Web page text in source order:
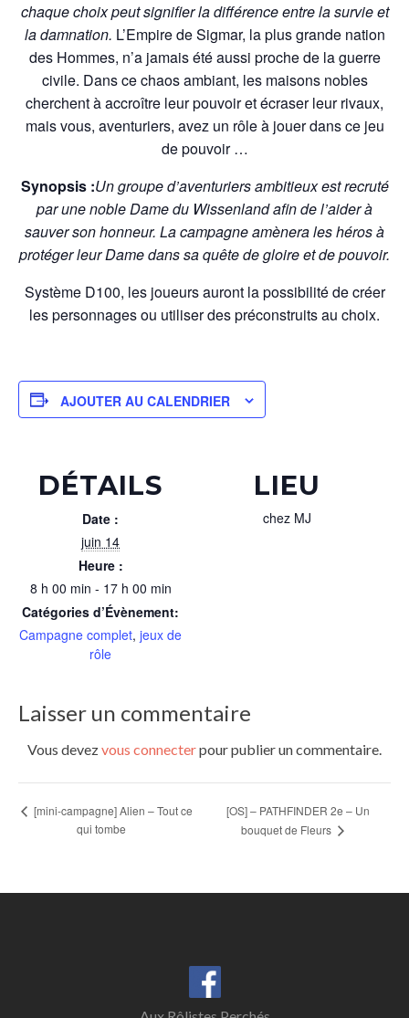
chaque choix peut signifier la différence entre la survie et
la damnation. L’Empire de Sigmar, la plus grande nation
des Hommes, n’a jamais été aussi proche de la guerre
civile. Dans ce chaos ambiant, les maisons nobles
cherchent à accroître leur pouvoir et écraser leur rivaux,
mais vous, aventuriers, avez un rôle à jouer dans ce jeu
de pouvoir …
Synopsis :Un groupe d’aventuriers ambitieux est recruté
par une noble Dame du Wissenland afin de l’aider à
sauver son honneur. La campagne amènera les héros à
protéger leur Dame dans sa quête de gloire et de pouvoir.
Système D100, les joueurs auront la possibilité de créer
les personnages ou utiliser des préconstruits au choix.
AJOUTER AU CALENDRIER
DÉTAILS
Date :
juin 14
Heure :
8 h 00 min - 17 h 00 min
Catégories d’Évènement:
Campagne complet, jeux de
rôle
LIEU
chez MJ
Laisser un commentaire
Vous devezvous connecterpour publier un commentaire.
[mini-campagne] Alien – Tout ce
qui tombe
[OS] – PATHFINDER 2e – Un
bouquet de Fleurs